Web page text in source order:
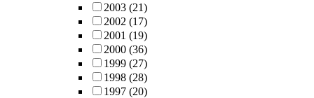
2003 (21)
2002 (17)
2001 (19)
2000 (36)
1999 (27)
1998 (28)
1997 (20)